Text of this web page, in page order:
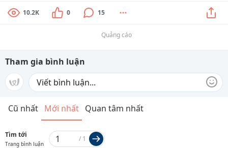
10.2K 0 15
Quảng cáo
Tham gia bình luận
Cũ nhất Mới nhất Quan tâm nhất
Tìm tới
Trang bình luận
/ 1